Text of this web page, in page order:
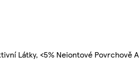
Látky, <5% Neiontové Povrchově